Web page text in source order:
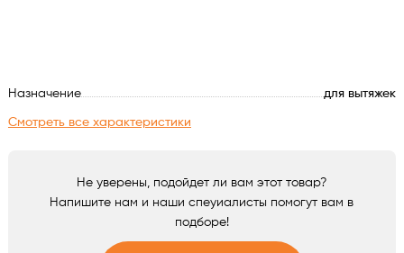
Стиральные машины
Холодильное оборудование
Назначение для вытяжек
Смотреть все характеристики
Не уверены, подойдет ли вам этот товар?
Напишите нам и наши спеуиалисты помогут вам в
подборе!